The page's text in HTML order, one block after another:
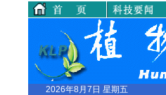
2026年8月7日 星期五